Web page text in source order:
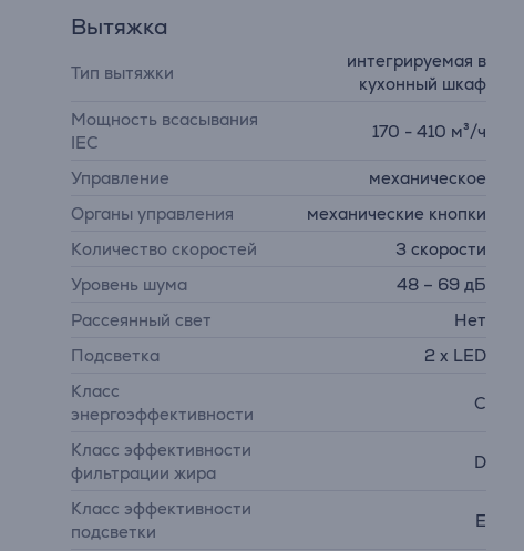
Вытяжка
Тип вытяжки
интегрируемая в
кухонный шкаф
Мощность всасывания
IEC
170 - 410 м³/ч
Управление
механическое
Органы управления
механические кнопки
Количество скоростей
3 скорости
Уровень шума
48 – 69 дБ
Рассеянный свет
Нет
Подсветка
2 x LED
Класс
энергоэффективности
C
Класс эффективности
фильтрации жира
D
Класс эффективности
подсветки
E